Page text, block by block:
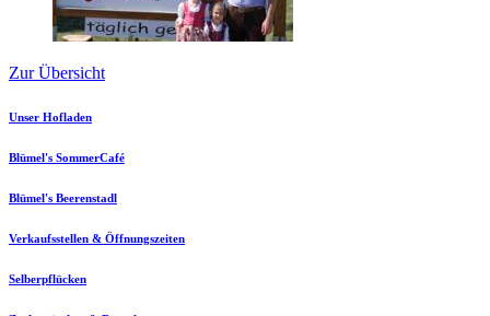
Zur Übersicht
Unser Hofladen
Blümel's SommerCafé
Blümel's Beerenstadl
Verkaufsstellen & Öffnungszeiten
Selberpflücken